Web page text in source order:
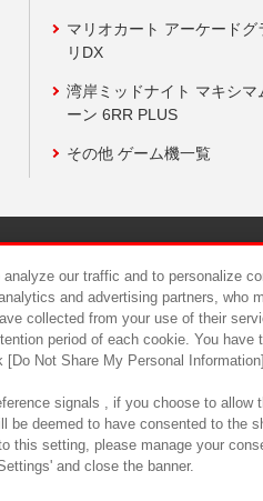
マリオカート アーケードグ
リDX
湾岸ミッドナイト マキシマ
ーン 6RR PLUS
その他 ゲーム機一覧
食品のご提供について カスタマ
our traffic and to personalize
and advertising partners, who
collected from your use of their
period of each cookie. You have
Not Share My Personal
signals , if you choose to allow
be deemed to have consented to the
this setting, please manage your
and close the banner.